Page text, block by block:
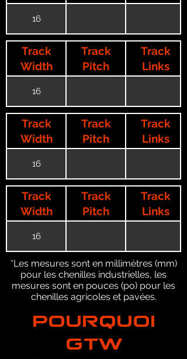
16
Track
Width
Track
Pitch
Track
Links
16
Track
Width
Track
Pitch
Track
Links
16
Track
Width
Track
Pitch
Track
Links
16
*Les mesures sont en millimètres (mm)
pour les chenilles industrielles, les
mesures sont en pouces (po) pour les
chenilles agricoles et pavées.
POURQUOI
GTW